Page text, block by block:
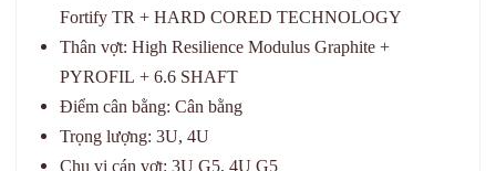
Fortify TR + HARD CORED TECHNOLOGY
Thân vợt: High Resilience Modulus Graphite +
PYROFIL + 6.6 SHAFT
Điểm cân bằng: Cân bằng
Trọng lượng: 3U, 4U
Chu vi cán vợt: 3U G5, 4U G5